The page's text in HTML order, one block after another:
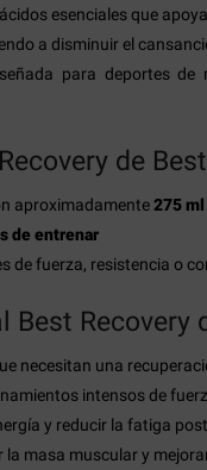
esenciales que
a disminuir el
para deportes de
de
aproximadamente275 ml
de entrenar
de fuerza, resistencia o
Best Recovery
necesitan una
intensos de
y reducir la fatiga
la masa muscular y